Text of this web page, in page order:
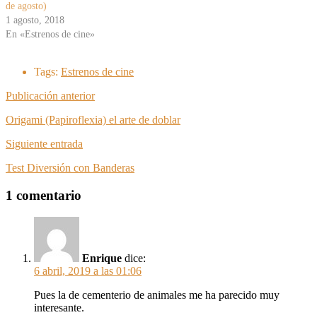
de agosto)
1 agosto, 2018
En «Estrenos de cine»
Tags: Estrenos de cine
Publicación anterior
Origami (Papiroflexia) el arte de doblar
Siguiente entrada
Test Diversión con Banderas
1 comentario
Enrique dice:
6 abril, 2019 a las 01:06
Pues la de cementerio de animales me ha parecido muy
interesante.